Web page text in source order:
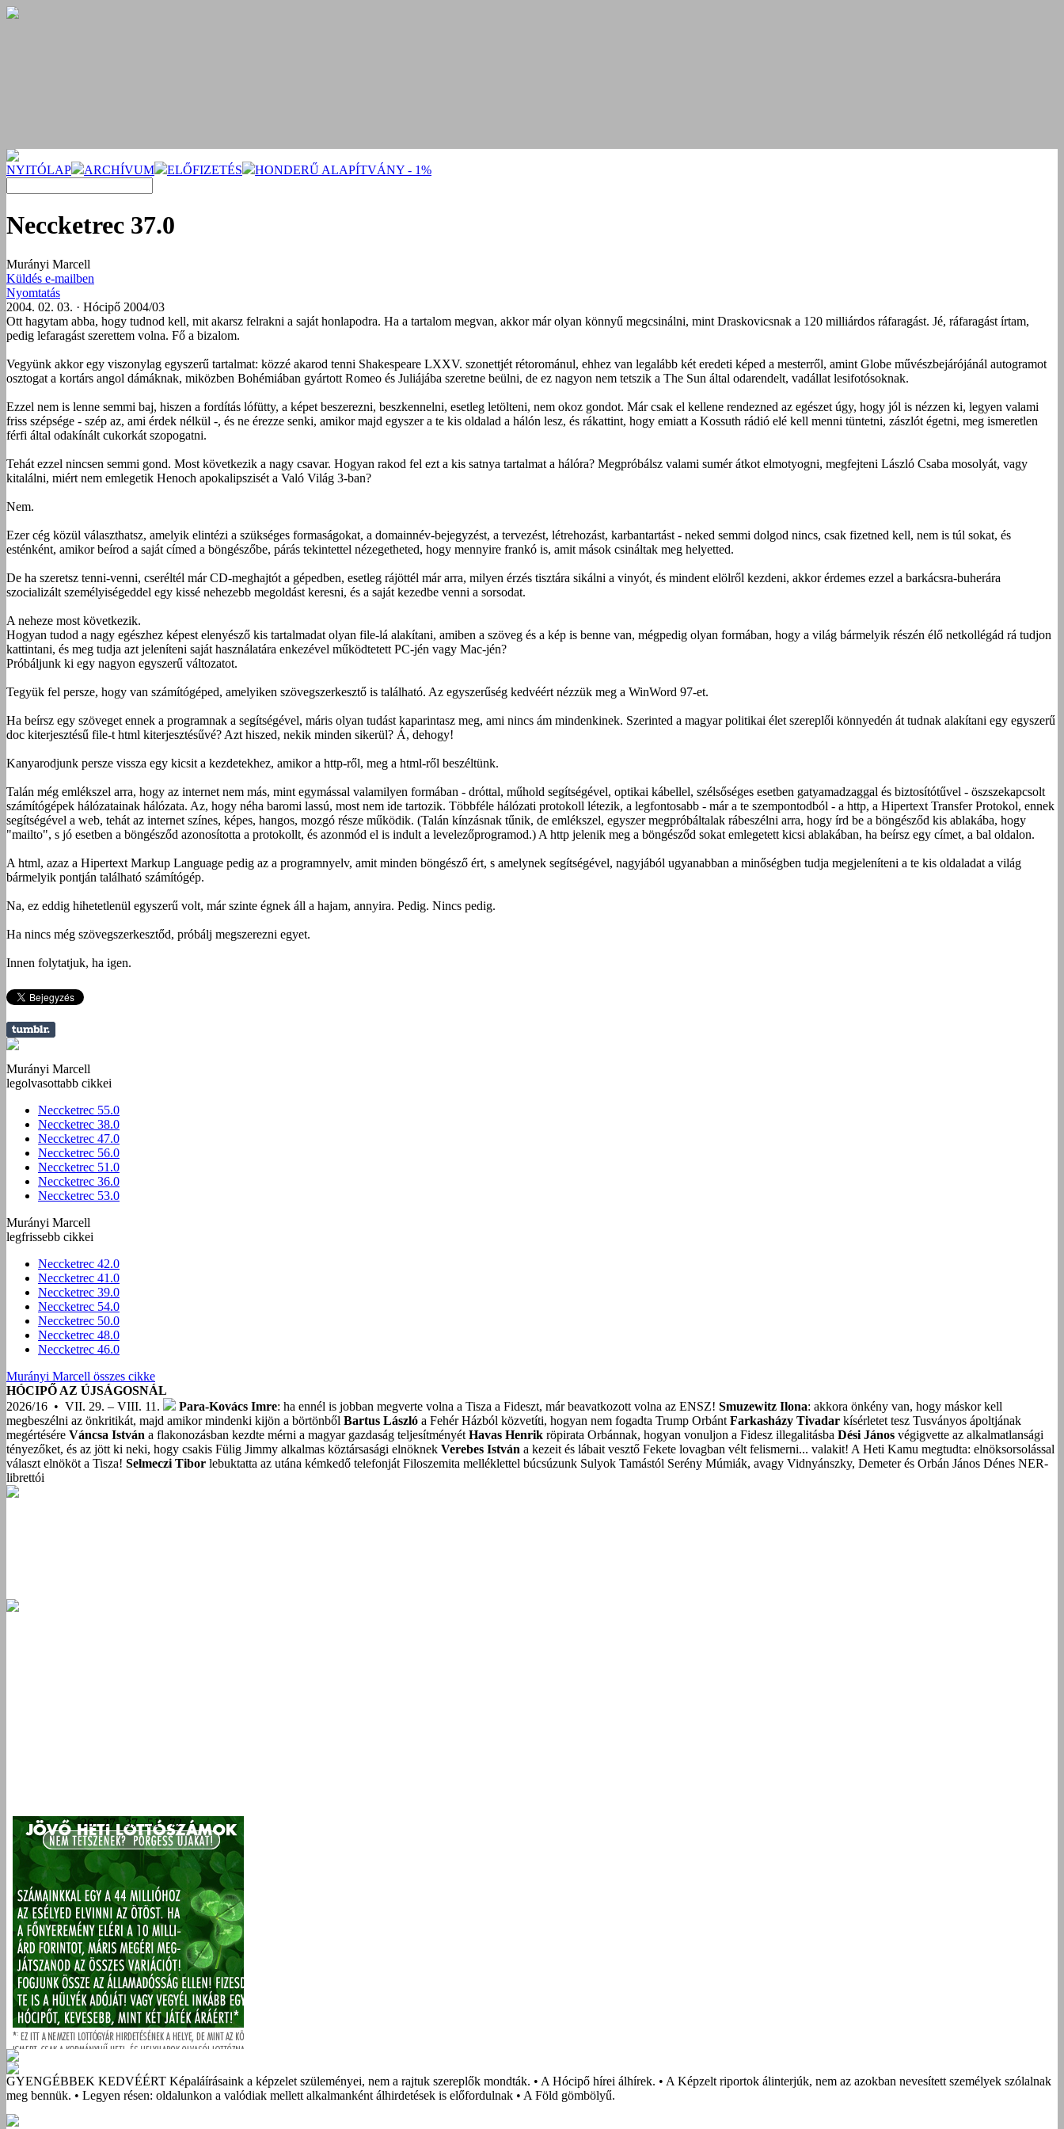
NYITÓLAP ARCHÍVUM ELŐFIZETÉS HONDERŰ ALAPÍTVÁNY - 1%
Neccketrec 37.0
Murányi Marcell
Küldés e-mailben
Nyomtatás
2004. 02. 03. · Hócipő 2004/03
Ott hagytam abba, hogy tudnod kell, mit akarsz felrakni a saját honlapodra. Ha a tartalom megvan, akkor már olyan könnyű megcsinálni, mint Draskovicsnak a 120 milliárdos ráfaragást. Jé, ráfaragást írtam,
pedig lefaragást szerettem volna. Fő a bizalom.
Vegyünk akkor egy viszonylag egyszerű tartalmat: közzé akarod tenni Shakespeare LXXV. szonettjét rétorománul, ehhez van legalább két eredeti képed a mesterről, amint Globe művészbejárójánál autogramot
osztogat a kortárs angol dámáknak, miközben Bohémiában gyártott Romeo és Juliájába szeretne beülni, de ez nagyon nem tetszik a The Sun által odarendelt, vadállat lesifotósoknak.
Ezzel nem is lenne semmi baj, hiszen a fordítás lófütty, a képet beszerezni, beszkennelni, esetleg letölteni, nem okoz gondot. Már csak el kellene rendezned az egészet úgy, hogy jól is nézzen ki, legyen valami
friss szépsége - szép az, ami érdek nélkül -, és ne érezze senki, amikor majd egyszer a te kis oldalad a hálón lesz, és rákattint, hogy emiatt a Kossuth rádió elé kell menni tüntetni, zászlót égetni, meg ismeretlen
férfi által odakínált cukorkát szopogatni.
Tehát ezzel nincsen semmi gond. Most következik a nagy csavar. Hogyan rakod fel ezt a kis satnya tartalmat a hálóra? Megpróbálsz valami sumér átkot elmotyogni, megfejteni László Csaba mosolyát, vagy
kitalálni, miért nem emlegetik Henoch apokalipszisét a Való Világ 3-ban?
Nem.
Ezer cég közül választhatsz, amelyik elintézi a szükséges formaságokat, a domainnév-bejegyzést, a tervezést, létrehozást, karbantartást - neked semmi dolgod nincs, csak fizetned kell, nem is túl sokat, és
esténként, amikor beírod a saját címed a böngészőbe, párás tekintettel nézegetheted, hogy mennyire frankó is, amit mások csináltak meg helyetted.
De ha szeretsz tenni-venni, cseréltél már CD-meghajtót a gépedben, esetleg rájöttél már arra, milyen érzés tisztára sikálni a vinyót, és mindent elölről kezdeni, akkor érdemes ezzel a barkácsra-buherára
szocializált személyiségeddel egy kissé nehezebb megoldást keresni, és a saját kezedbe venni a sorsodat.
A neheze most következik.
Hogyan tudod a nagy egészhez képest elenyésző kis tartalmadat olyan file-lá alakítani, amiben a szöveg és a kép is benne van, mégpedig olyan formában, hogy a világ bármelyik részén élő netkollégád rá tudjon
kattintani, és meg tudja azt jeleníteni saját használatára enkezével működtetett PC-jén vagy Mac-jén?
Próbáljunk ki egy nagyon egyszerű változatot.
Tegyük fel persze, hogy van számítógéped, amelyiken szövegszerkesztő is található. Az egyszerűség kedvéért nézzük meg a WinWord 97-et.
Ha beírsz egy szöveget ennek a programnak a segítségével, máris olyan tudást kaparintasz meg, ami nincs ám mindenkinek. Szerinted a magyar politikai élet szereplői könnyedén át tudnak alakítani egy egyszerű
doc kiterjesztésű file-t html kiterjesztésűvé? Azt hiszed, nekik minden sikerül? Á, dehogy!
Kanyarodjunk persze vissza egy kicsit a kezdetekhez, amikor a http-ről, meg a html-ről beszéltünk.
Talán még emlékszel arra, hogy az internet nem más, mint egymással valamilyen formában - dróttal, műhold segítségével, optikai kábellel, szélsőséges esetben gatyamadzaggal és biztosítótűvel - öszszekapcsolt
számítógépek hálózatainak hálózata. Az, hogy néha baromi lassú, most nem ide tartozik. Többféle hálózati protokoll létezik, a legfontosabb - már a te szempontodból - a http, a Hipertext Transfer Protokol, ennek
segítségével a web, tehát az internet színes, képes, hangos, mozgó része működik. (Talán kínzásnak tűnik, de emlékszel, egyszer megpróbáltalak rábeszélni arra, hogy írd be a böngésződ kis ablakába, hogy
"mailto", s jó esetben a böngésződ azonosította a protokollt, és azonmód el is indult a levelezőprogramod.) A http jelenik meg a böngésződ sokat emlegetett kicsi ablakában, ha beírsz egy címet, a bal oldalon.
A html, azaz a Hipertext Markup Language pedig az a programnyelv, amit minden böngésző ért, s amelynek segítségével, nagyjából ugyanabban a minőségben tudja megjeleníteni a te kis oldaladat a világ
bármelyik pontján található számítógép.
Na, ez eddig hihetetlenül egyszerű volt, már szinte égnek áll a hajam, annyira. Pedig. Nincs pedig.
Ha nincs még szövegszerkesztőd, próbálj megszerezni egyet.
Innen folytatjuk, ha igen.
Murányi Marcell
legolvasottabb cikkei
Neccketrec 55.0
Neccketrec 38.0
Neccketrec 47.0
Neccketrec 56.0
Neccketrec 51.0
Neccketrec 36.0
Neccketrec 53.0
Murányi Marcell
legfrissebb cikkei
Neccketrec 42.0
Neccketrec 41.0
Neccketrec 39.0
Neccketrec 54.0
Neccketrec 50.0
Neccketrec 48.0
Neccketrec 46.0
Murányi Marcell összes cikke
HÓCIPŐ AZ ÚJSÁGOSNÁL
2026/16 • VII. 29. – VIII. 11.
Para-Kovács Imre: ha ennél is jobban megverte volna a Tisza a Fideszt, már beavatkozott volna az ENSZ! Smuzewitz Ilona: akkora önkény van, hogy máskor kell
megbeszélni az önkritikát, majd amikor mindenki kijön a börtönből Bartus László a Fehér Házból közvetíti, hogyan nem fogadta Trump Orbánt Farkasházy Tivadar kísérletet tesz Tusványos ápoltjának
megértésére Váncsa István a flakonozásban kezdte mérni a magyar gazdaság teljesítményét Havas Henrik röpirata Orbánnak, hogyan vonuljon a Fidesz illegalitásba Dési János végigvette az alkalmatlansági
tényezőket, és az jött ki neki, hogy csakis Fülig Jimmy alkalmas köztársasági elnöknek Verebes István a kezeit és lábait vesztő Fekete lovagban vélt felismerni... valakit! A Heti Kamu megtudta: elnöksorsolással
választ elnököt a Tisza! Selmeczi Tibor lebuktatta az utána kémkedő telefonját Filoszemita melléklettel búcsúzunk Sulyok Tamástól Serény Múmiák, avagy Vidnyánszky, Demeter és Orbán János Dénes NER-
librettói
GYENGÉBBEK KEDVÉÉRT Képaláírásaink a képzelet szüleményei, nem a rajtuk szereplők mondták. • A Hócipő hírei álhírek. • A Képzelt riportok álinterjúk, nem az azokban nevesített személyek szólalnak
meg bennük. • Legyen résen: oldalunkon a valódiak mellett alkalmanként álhirdetések is előfordulnak • A Föld gömbölyű.